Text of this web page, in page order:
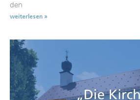
den
weiterlesen »